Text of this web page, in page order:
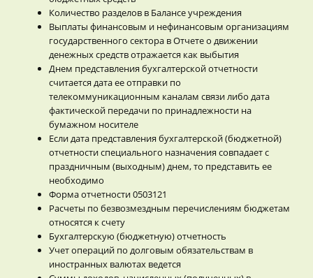
Количество разделов в Балансе учреждения
Выплаты финансовым и нефинансовым организациям
государственного сектора в Отчете о движении
денежных средств отражается как выбытия
Днем представления бухгалтерской отчетности
считается дата ее отправки по
телекоммуникационным каналам связи либо дата
фактической передачи по принадлежности на
бумажном носителе
Если дата представления бухгалтерской (бюджетной)
отчетности специального назначения совпадает с
праздничным (выходным) днем, то представить ее
необходимо
Форма отчетности 0503121
Расчеты по безвозмездным перечислениям бюджетам
относятся к счету
Бухгалтерскую (бюджетную) отчетность
Учет операций по долговым обязательствам в
иностранных валютах ведется